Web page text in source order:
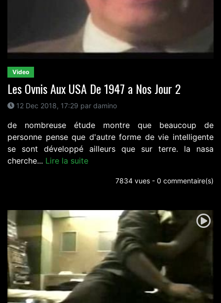
Video
Les Ovnis Aux USA De 1947 a Nos Jour 2
12 Dec 2018, 17:29 par damino
de nombreuse étude montre que beaucoup de
personne pense que d'autre forme de vie intelligente
se sont développé ailleurs que sur terre. la nasa
cherche... Lire la suite
7834 vues - 0 commentaire(s)